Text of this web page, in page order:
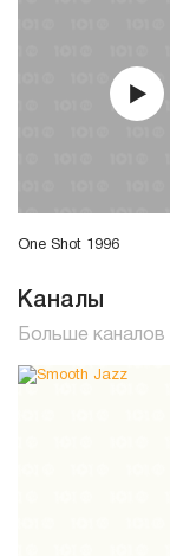
One Shot 1996
Каналы
Больше каналов